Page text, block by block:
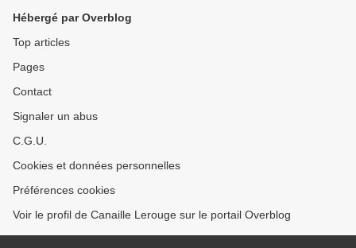
Hébergé par Overblog
Top articles
Pages
Contact
Signaler un abus
C.G.U.
Cookies et données personnelles
Préférences cookies
Voir le profil de Canaille Lerouge sur le portail Overblog